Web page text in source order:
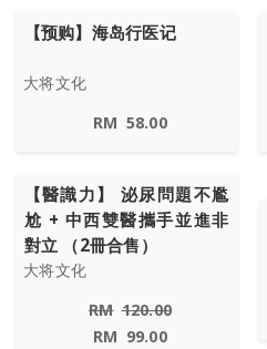
【预购】海岛行医记
大将文化
RM 58.00
【醫識力】 泌尿問題不尷
尬 + 中西雙醫攜手並進非
對立 （2冊合售）
大将文化
RM 120.00
RM 99.00